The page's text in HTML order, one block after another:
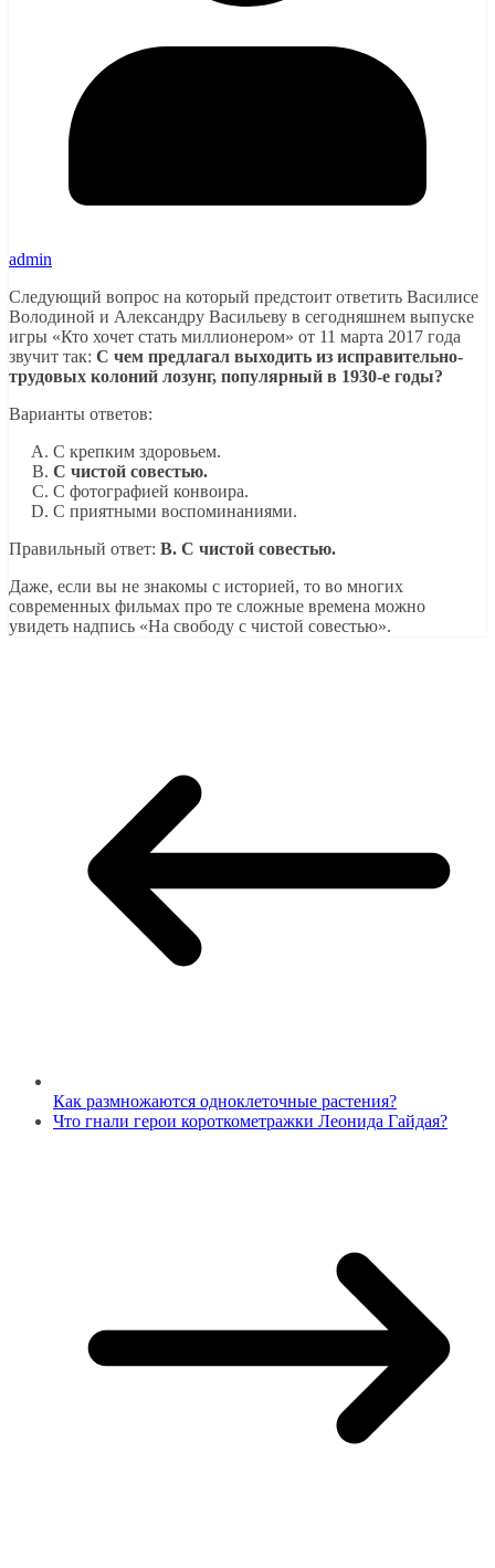
admin
Следующий вопрос на который предстоит ответить Василисе
Володиной и Александру Васильеву в сегодняшнем выпуске
игры «Кто хочет стать миллионером» от 11 марта 2017 года
звучит так: С чем предлагал выходить из исправительно-
трудовых колоний лозунг, популярный в 1930-е годы?
Варианты ответов:
С крепким здоровьем.
С чистой совестью.
С фотографией конвоира.
С приятными воспоминаниями.
Правильный ответ: B. С чистой совестью.
Даже, если вы не знакомы с историей, то во многих
современных фильмах про те сложные времена можно
увидеть надпись «На свободу с чистой совестью».
Как размножаются одноклеточные растения?
Что гнали герои короткометражки Леонида Гайдая?